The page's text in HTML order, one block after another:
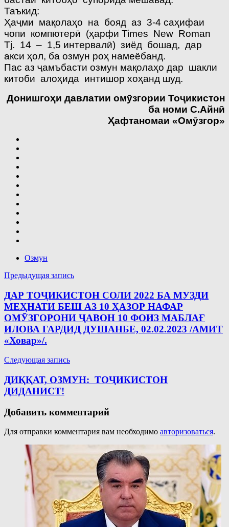
Таъкид:
Ҳаҷми мақолаҳо на бояд аз 3-4 саҳифаи
чопи компютерӣ (ҳарфи Times New Roman
Tj. 14 – 1,5 интервалӣ) зиёд бошад, дар
акси ҳол, ба озмун роҳ намеёбанд.
Пас аз ҷамъбасти озмун мақолаҳо дар шакли
китоби алоҳида интишор хоҳанд шуд.
Донишгоҳи давлатии омӯзгории Тоҷикистон
ба номи С.Айнӣ
Ҳафтаномаи «Омӯзгор»
Озмун
Навигация
по
записям
Предыдущая запись
ДАР ТОҶИКИСТОН СОЛИ 2022 БА МУЗДИ
МЕҲНАТИ БЕШ АЗ 10 ҲАЗОР НАФАР
ОМӮЗГОРОНИ ҶАВОН 10 ФОИЗ МАБЛАҒ
ИЛОВА ГАРДИД ДУШАНБЕ, 02.02.2023 /АМИТ
«Ховар»/.
Следующая запись
ДИҚҚАТ, ОЗМУН: ТОҶИКИСТОН
ДИДАНИСТ!
Добавить комментарий
Для отправки комментария вам необходимо авторизоваться.